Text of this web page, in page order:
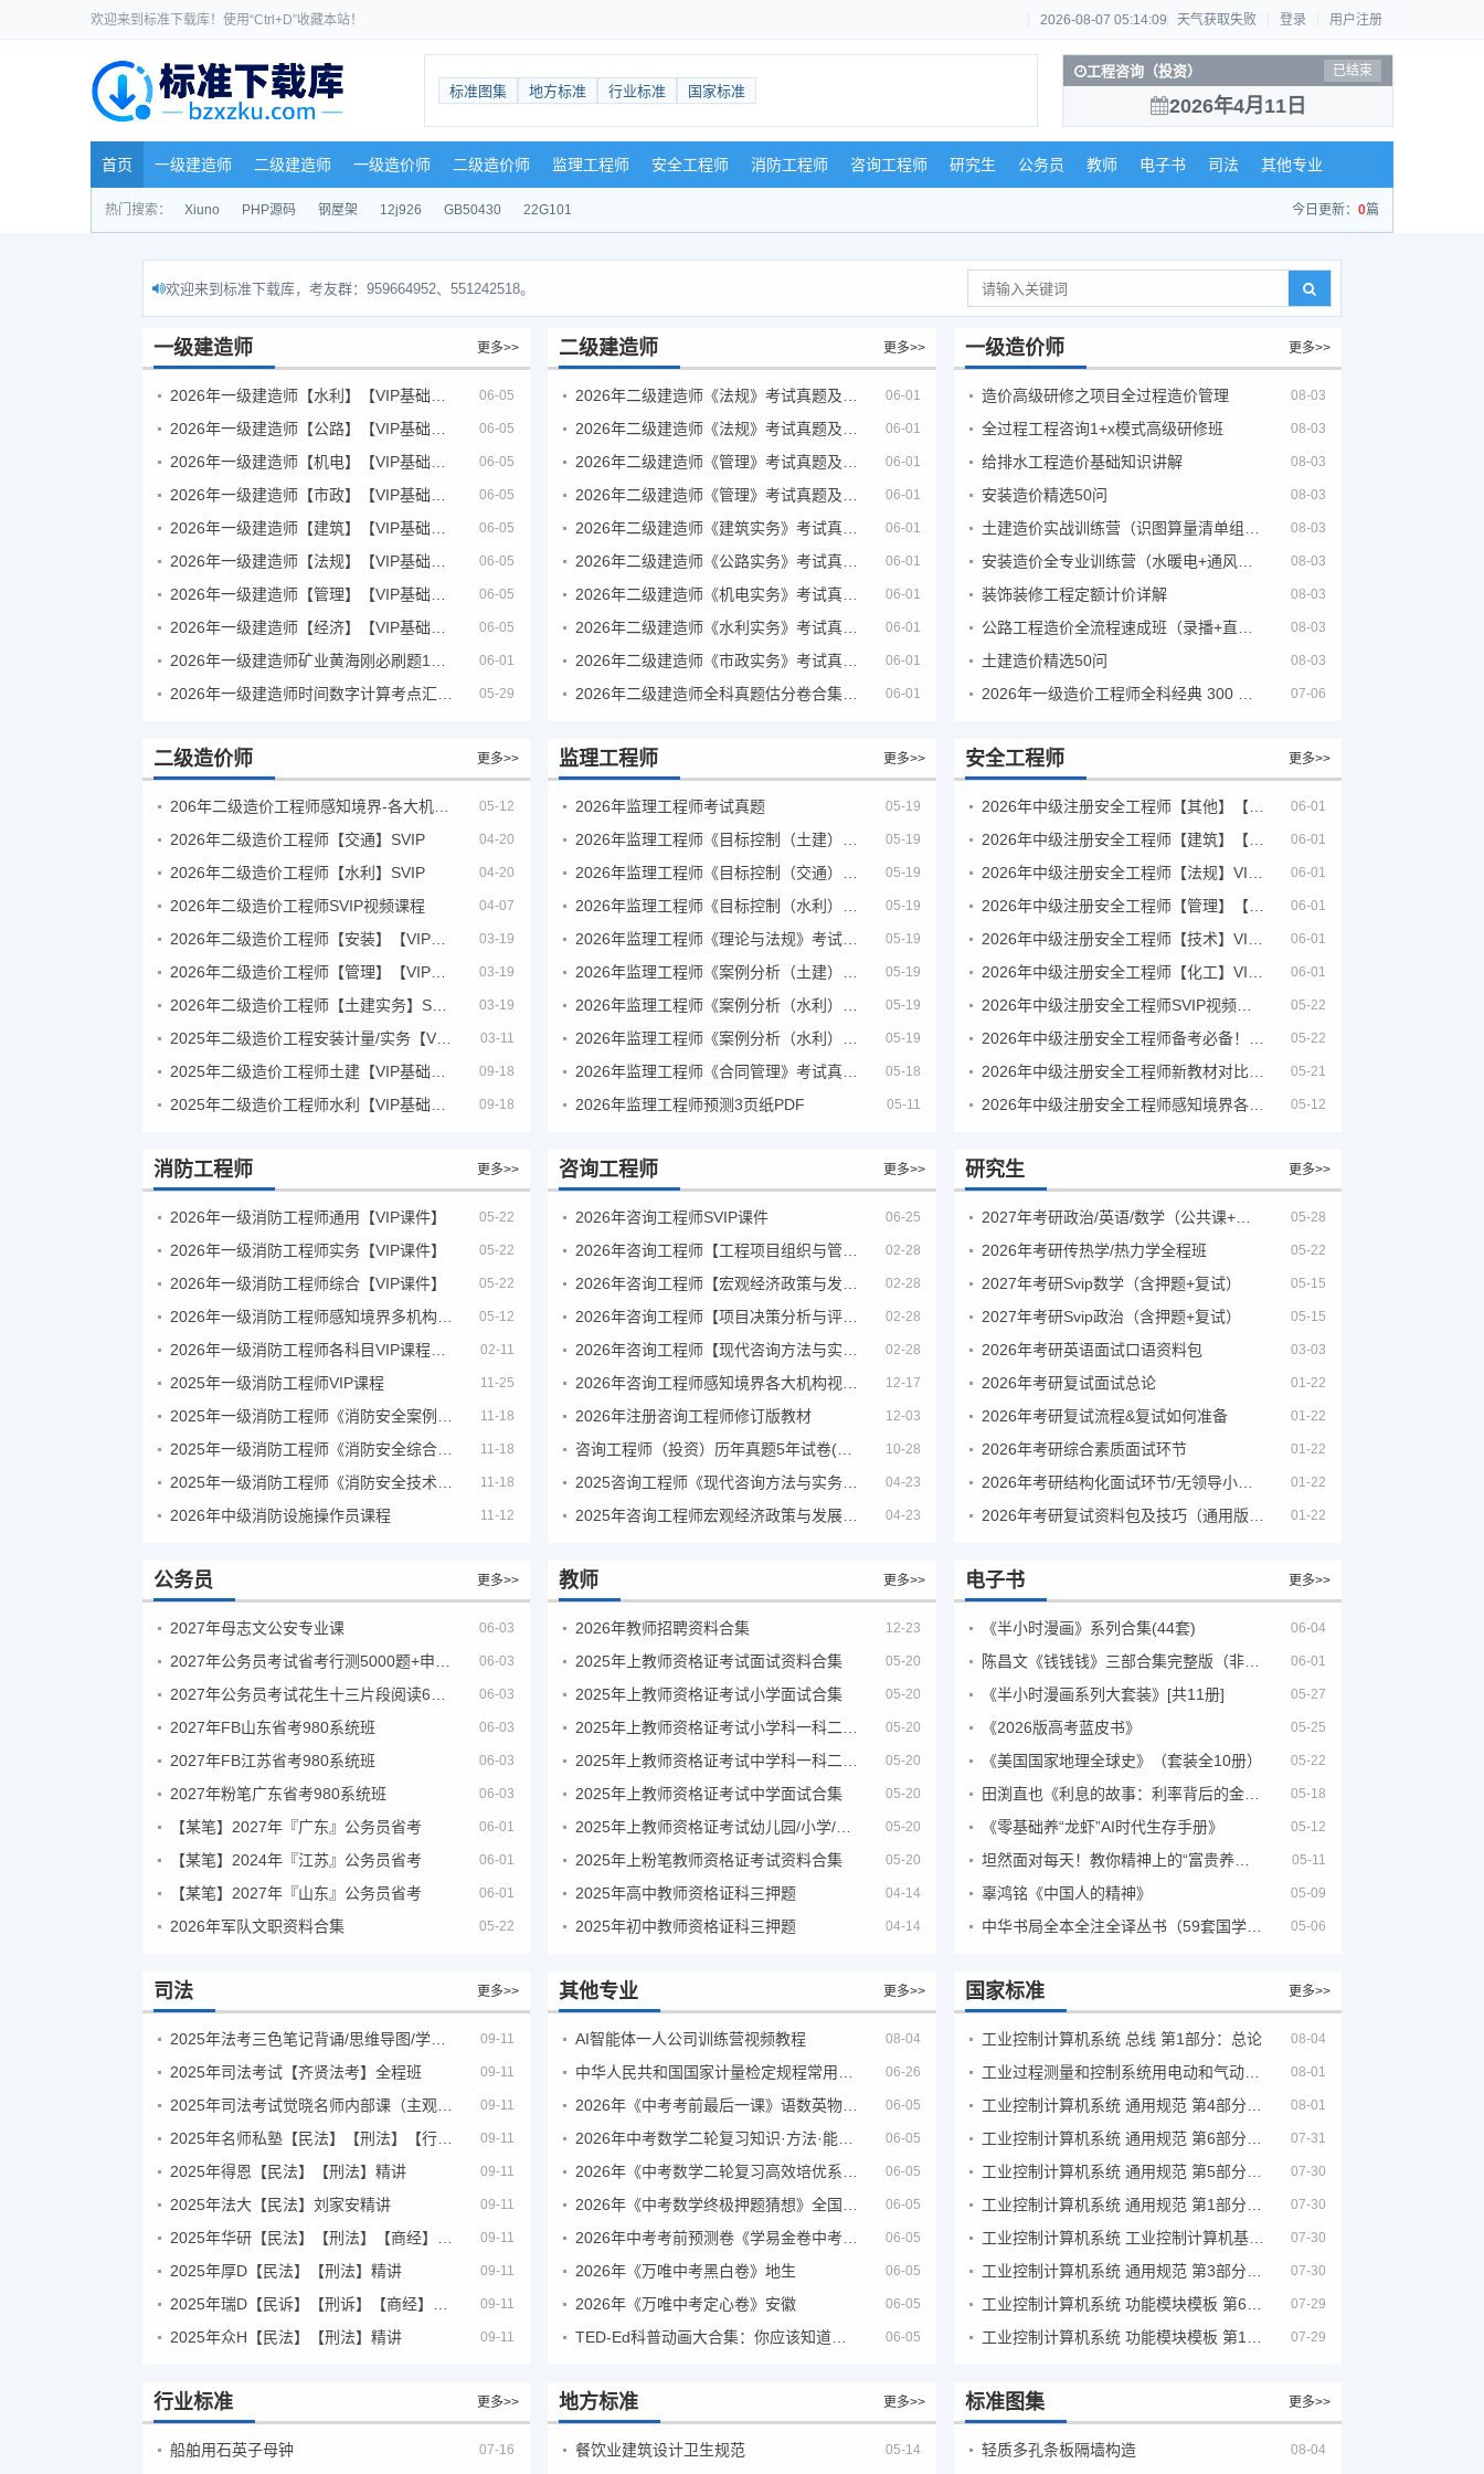
欢迎来到标准下载库！使用“Ctrl+D”收藏本站！ 2026-08-07 05:14:10 天气获取失败 登录 用户注册
标准图集 地方标准 行业标准 国家标准
工程咨询（投资） 已结束
2026年4月11日
首页 一级建造师 二级建造师 一级造价师 二级造价师 监理工程师 安全工程师 消防工程师 咨询工程师 研究生 公务员 教师 电子书 司法 其他专业
热门搜索： Xiuno PHP源码 钢屋架 12j926 GB50430 22G101 今日更新： 0篇
欢迎来到标准下载库，考友群：959664952、551242518。
一级建造师 更多>>
06-05
06-05
06-05
06-05
06-05
06-05
06-05
06-05
06-01
05-29
二级建造师 更多>>
06-01
06-01
06-01
06-01
06-01
06-01
06-01
06-01
06-01
06-01
一级造价师 更多>>
造价高级研修之项目全过程造价管理 08-03
全过程工程咨询1+x模式高级研修班 08-03
给排水工程造价基础知识讲解 08-03
安装造价精选50问 08-03
08-03
08-03
装饰装修工程定额计价详解 08-03
08-03
土建造价精选50问 08-03
07-06
二级造价师 更多>>
05-12
2026年二级造价工程师【交通】SVIP 04-20
2026年二级造价工程师【水利】SVIP 04-20
2026年二级造价工程师SVIP视频课程 04-07
03-19
03-19
03-19
03-11
09-18
09-18
监理工程师 更多>>
2026年监理工程师考试真题 05-19
05-19
05-19
05-19
05-19
05-19
05-19
05-19
05-18
2026年监理工程师预测3页纸PDF 05-11
安全工程师 更多>>
2026年中级注册安全工程师【其他】【VIP基础同步班】 06-01
2026年中级注册安全工程师【建筑】【VIP基础同步班】 06-01
06-01
2026年中级注册安全工程师【管理】【VIP基础同步班】 06-01
06-01
06-01
2026年中级注册安全工程师SVIP视频课程 05-22
05-22
05-21
2026年中级注册安全工程师感知境界各大机构课程 05-12
消防工程师 更多>>
2026年一级消防工程师通用【VIP课件】 05-22
2026年一级消防工程师实务【VIP课件】 05-22
2026年一级消防工程师综合【VIP课件】 05-22
05-12
02-11
2025年一级消防工程师VIP课程 11-25
11-18
11-18
11-18
2026年中级消防设施操作员课程 11-12
咨询工程师 更多>>
2026年咨询工程师SVIP课件 06-25
02-28
02-28
02-28
02-28
12-17
2026年注册咨询工程师修订版教材 12-03
10-28
04-23
04-23
研究生 更多>>
2027年考研政治/英语/数学（公共课+专业课） 05-28
2026年考研传热学/热力学全程班 05-22
2027年考研Svip数学（含押题+复试） 05-15
2027年考研Svip政治（含押题+复试） 05-15
2026年考研英语面试口语资料包 03-03
2026年考研复试面试总论 01-22
2026年考研复试流程&复试如何准备 01-22
2026年考研综合素质面试环节 01-22
2026年考研结构化面试环节/无领导小组面试环节/面试技巧及简历书写 01-22
01-22
公务员 更多>>
2027年母志文公安专业课 06-03
06-03
06-03
2027年FB山东省考980系统班 06-03
2027年FB江苏省考980系统班 06-03
2027年粉笔广东省考980系统班 06-03
【某笔】2027年『广东』公务员省考 06-01
【某笔】2024年『江苏』公务员省考 06-01
【某笔】2027年『山东』公务员省考 06-01
2026年军队文职资料合集 05-22
教师 更多>>
2026年教师招聘资料合集 12-23
2025年上教师资格证考试面试资料合集 05-20
2025年上教师资格证考试小学面试合集 05-20
05-20
05-20
2025年上教师资格证考试中学面试合集 05-20
05-20
2025年上粉笔教师资格证考试资料合集 05-20
2025年高中教师资格证科三押题 04-14
2025年初中教师资格证科三押题 04-14
电子书 更多>>
《半小时漫画》系列合集(44套) 06-04
陈昌文《钱钱钱》三部合集完整版（非出版书籍） 06-01
《半小时漫画系列大套装》[共11册] 05-27
《2026版高考蓝皮书》 05-25
《美国国家地理全球史》（套装全10册） 05-22
田渕直也《利息的故事：利率背后的金融世界》 05-18
《零基础养“龙虾”AI时代生存手册》 05-12
05-11
辜鸿铭《中国人的精神》 05-09
中华书局全本全注全译丛书（59套国学经典） 05-06
司法 更多>>
09-11
2025年司法考试【齐贤法考】全程班 09-11
09-11
09-11
2025年得恩【民法】【刑法】精讲 09-11
2025年法大【民法】刘家安精讲 09-11
09-11
2025年厚D【民法】【刑法】精讲 09-11
09-11
2025年众H【民法】【刑法】精讲 09-11
其他专业 更多>>
AI智能体一人公司训练营视频教程 08-04
06-26
06-05
06-05
06-05
06-05
06-05
2026年《万唯中考黑白卷》地生 06-05
2026年《万唯中考定心卷》安徽 06-05
06-05
国家标准 更多>>
工业控制计算机系统 总线 第1部分：总论 08-04
工业过程测量和控制系统用电动和气动模拟计算器性能评定方法 08-01
08-01
07-31
07-30
07-30
工业控制计算机系统 工业控制计算机基本平台 第2部分：性能评定方法 07-30
07-30
07-29
07-29
行业标准 更多>>
船舶用石英子母钟 07-16
地方标准 更多>>
餐饮业建筑设计卫生规范 05-14
标准图集 更多>>
轻质多孔条板隔墙构造 08-04